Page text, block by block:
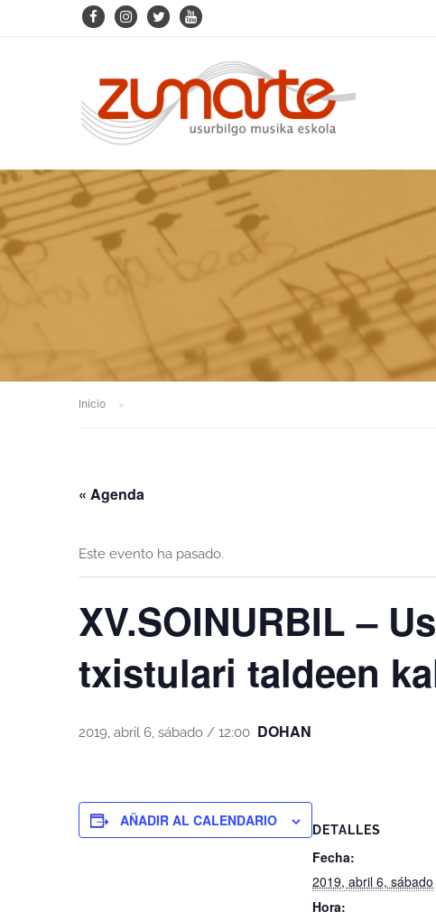
Inicio
« Agenda
Este evento ha pasado.
XV.SOINURBIL –
txistulari taldeen
2019, abril 6, sábado / 12:00 DOHAN
AÑADIR AL CALENDARIO
DETALLES
Fecha:
2019, abril 6, sábado
Hora: